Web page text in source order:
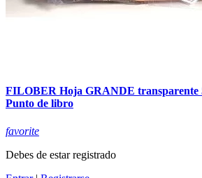
FILOBER Hoja GRANDE transparente
Punto de libro
favorite
Debes de estar registrado